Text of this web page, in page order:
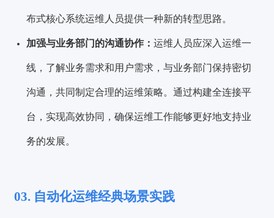
布式核心系统运维人员提供一种新的转型思路。
加强与业务部门的沟通协作：运维人员应深入运维一
线，了解业务需求和用户需求，与业务部门保持密切
沟通，共同制定合理的运维策略。通过构建全连接平
台，实现高效协同，确保运维工作能够更好地支持业
务的发展。
03. 自动化运维经典场景实践